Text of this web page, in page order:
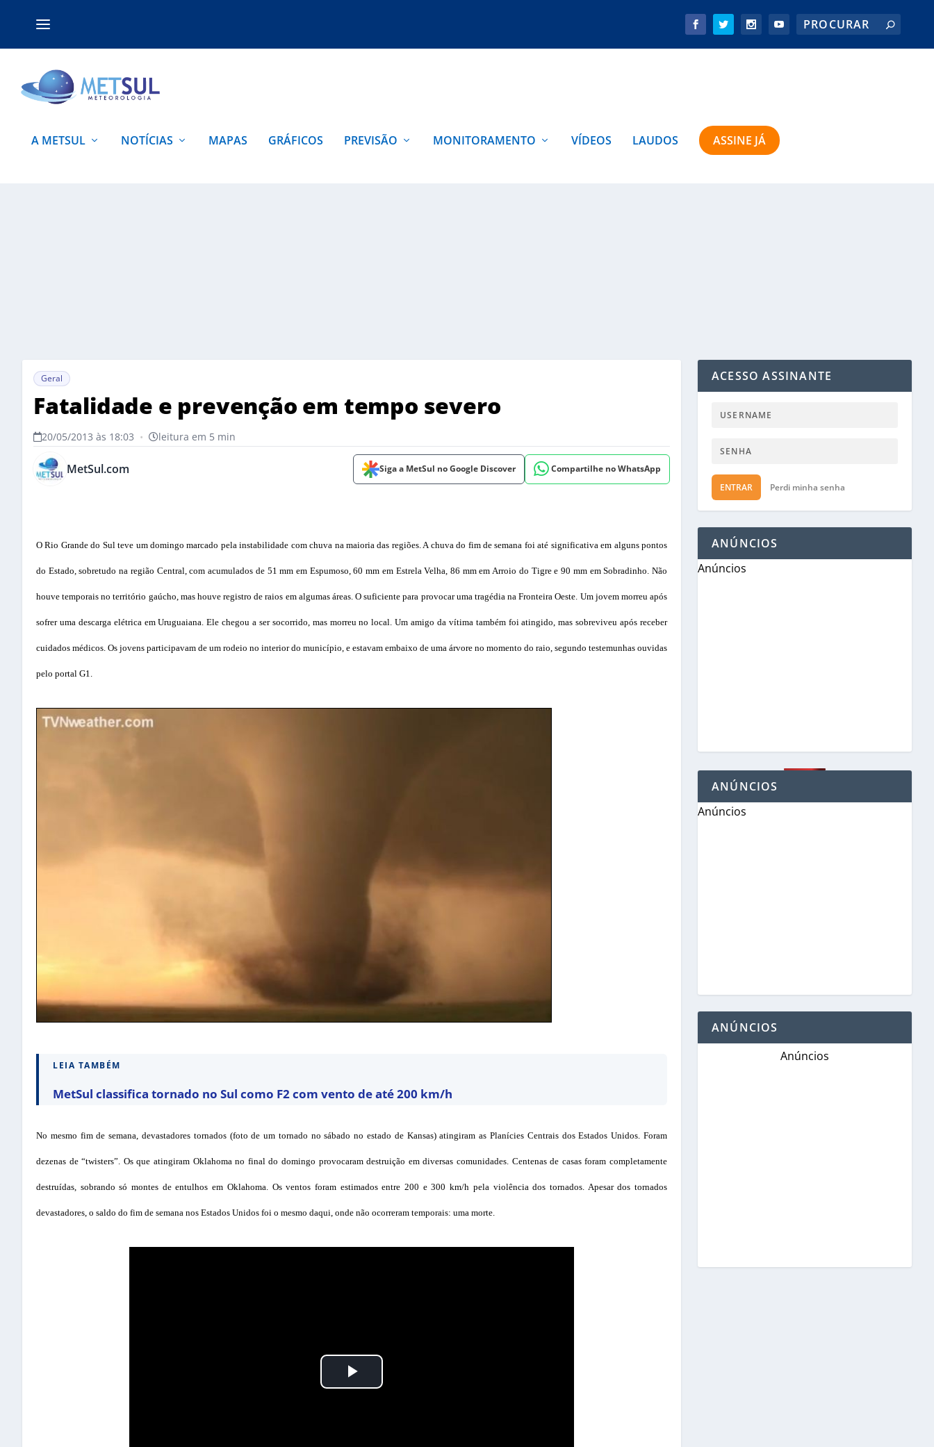
A METSUL NOTÍCIAS MAPAS GRÁFICOS PREVISÃO MONITORAMENTO VÍDEOS LAUDOS ASSINE JÁ
Geral
Fatalidade e prevenção em tempo severo
20/05/2013 às 18:03 • leitura em 5 min
MetSul.com Siga a MetSul no Google Discover Compartilhe no WhatsApp
O Rio Grande do Sul teve um domingo marcado pela instabilidade com chuva na maioria das regiões. A chuva do fim de semana foi até significativa em alguns pontos
do Estado, sobretudo na região Central, com acumulados de 51 mm em Espumoso, 60 mm em Estrela Velha, 86 mm em Arroio do Tigre e 90 mm em Sobradinho. Não
houve temporais no território gaúcho, mas houve registro de raios em algumas áreas. O suficiente para provocar uma tragédia na Fronteira Oeste. Um jovem morreu após
sofrer uma descarga elétrica em Uruguaiana. Ele chegou a ser socorrido, mas morreu no local. Um amigo da vítima também foi atingido, mas sobreviveu após receber
cuidados médicos. Os jovens participavam de um rodeio no interior do município, e estavam embaixo de uma árvore no momento do raio, segundo testemunhas ouvidas
pelo portal G1.
LEIA TAMBÉM
MetSul classifica tornado no Sul como F2 com vento de até 200 km/h
No mesmo fim de semana, devastadores tornados (foto de um tornado no sábado no estado de Kansas) atingiram as Planícies Centrais dos Estados Unidos. Foram
dezenas de “twisters”. Os que atingiram Oklahoma no final do domingo provocaram destruição em diversas comunidades. Centenas de casas foram completamente
destruídas, sobrando só montes de entulhos em Oklahoma. Os ventos foram estimados entre 200 e 300 km/h pela violência dos tornados. Apesar dos tornados
devastadores, o saldo do fim de semana nos Estados Unidos foi o mesmo daqui, onde não ocorreram temporais: uma morte.
ACESSO ASSINANTE
ENTRAR Perdi minha senha
ANÚNCIOS
Anúncios
ANÚNCIOS
Anúncios
ANÚNCIOS
Anúncios